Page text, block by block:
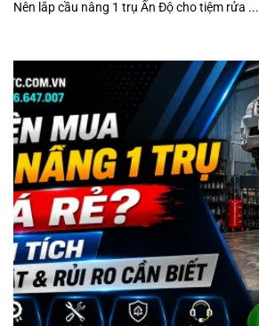
Nên lắp cầu nâng 1 trụ Ấn Độ cho tiệm rửa ...